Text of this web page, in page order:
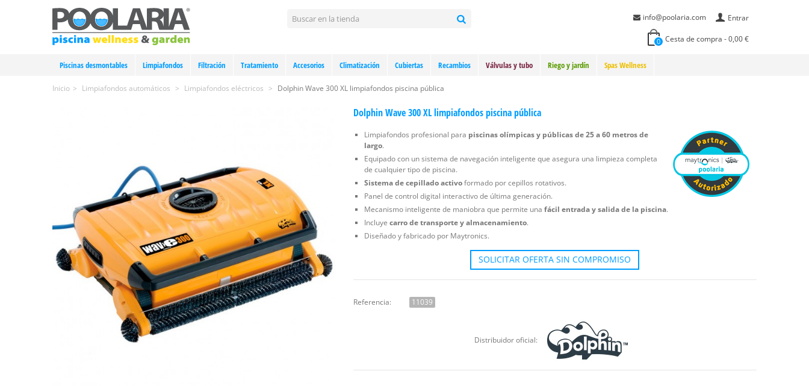
Entrar
info@poolaria.com
0 Cesta de compra -0,00 €
Piscinas desmontables Limpiafondos Filtración Tratamiento Accesorios Climatización Cubiertas Recambios Válvulas y tubo Riego y jardín Spas Wellness
Inicio > Limpiafondos automáticos > Limpiafondos eléctricos > Dolphin Wave 300 XL limpiafondos piscina pública
Dolphin Wave 300 XL limpiafondos piscina pública
Limpiafondos profesional para piscinas olímpicas y públicas de 25 a 60 metros de
largo.
Equipado con un sistema de navegación inteligente que asegura una limpieza completa
de cualquier tipo de piscina.
Sistema de cepillado activoformado por cepillos rotativos.
Panel de control digital interactivo de última generación.
Mecanismo inteligente de maniobra que permite una fácil entrada y salida de la piscina.
Incluye carro de transporte y almacenamiento.
Diseñado y fabricado por Maytronics.
SOLICITAR OFERTA SIN COMPROMISO
Referencia: 11039
Distribuidor oficial: